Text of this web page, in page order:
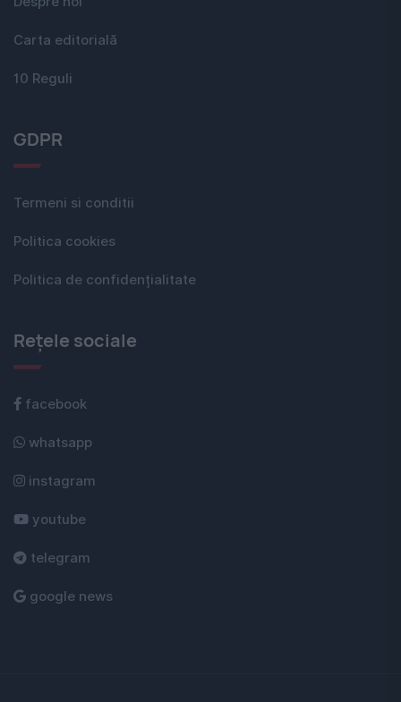
Carta editorială
10 Reguli
GDPR
Termeni si conditii
Politica cookies
Politica de confidențialitate
Rețele sociale
facebook
whatsapp
instagram
youtube
telegram
google news